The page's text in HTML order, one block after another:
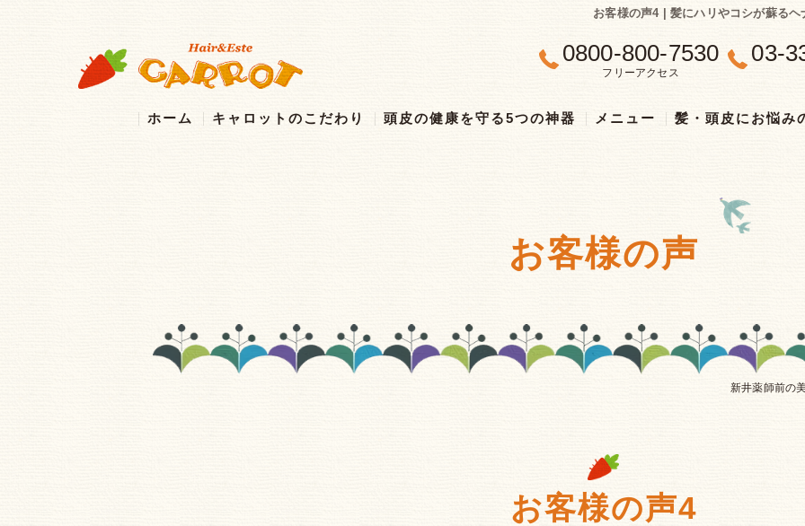
お客様の声4 | 髪にハリやコシが蘇る
0800-800-7530
フリーアクセス
03-
ホーム キャロットのこだわり 頭皮の健康を守る5つの神器 メニュー 髪・頭皮にお悩み
お客様の声
新井薬師前の
お客様の声4